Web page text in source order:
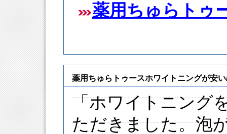
薬用ちゅらトゥ
薬用ちゅらトゥースホワイトニングが安
「ホワイトニング
ただきました。泡